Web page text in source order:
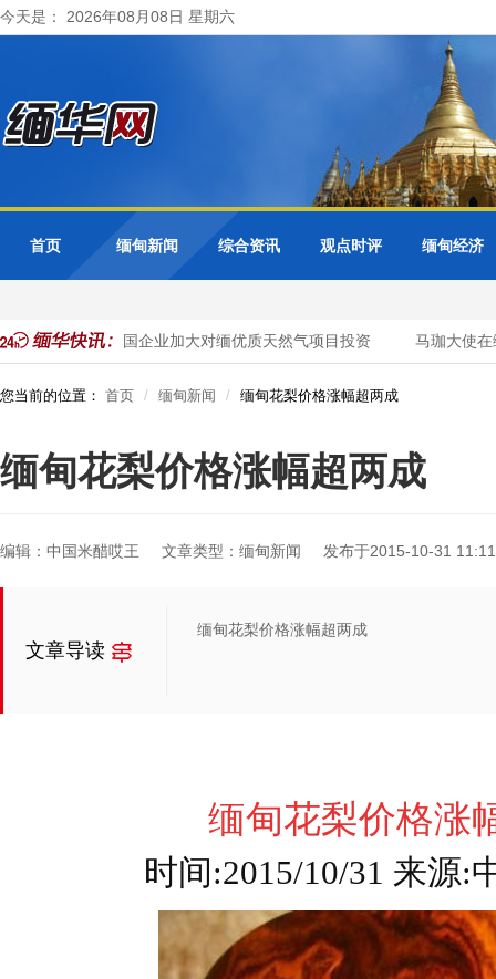
今天是： 2026年08月08日 星期六
首页 缅甸新闻 综合资讯 观点时评 缅甸经济
缅甸邀请泰国企业加大对缅优质天然气项目投资 马珈大使在
您当前的位置： 首页 缅甸新闻 缅甸花梨价格涨幅超两成
缅甸花梨价格涨幅超两成
编辑：中国米醋哎王 文章类型：缅甸新闻 发布于2015-10-31
文章导读
缅甸花梨价格涨幅超两成
缅甸花梨价格涨
时间:2015/10/31 来源